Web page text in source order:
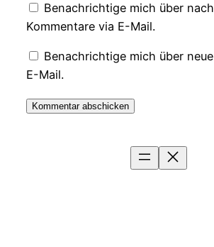
Benachrichtige mich über
Kommentare via E-Mail.
Benachrichtige mich über
E-Mail.